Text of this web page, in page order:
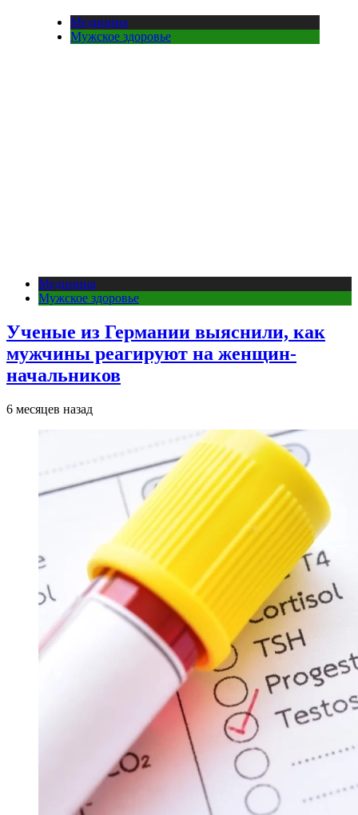
Медицина
Мужское здоровье
Медицина
Мужское здоровье
Ученые из Германии выяснили, как
мужчины реагируют на женщин-
начальников
6 месяцев назад